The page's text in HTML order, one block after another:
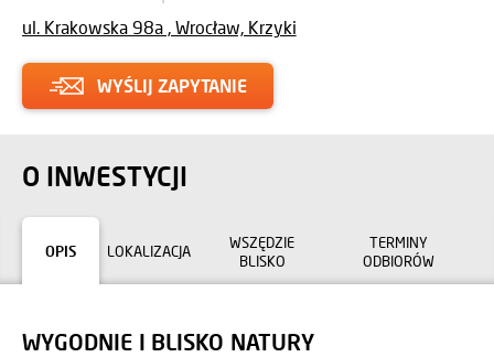
ul. Krakowska 98a , Wrocław, Krzyki
WYŚLIJ ZAPYTANIE
O INWESTYCJI
OPIS LOKALIZACJA
WSZĘDZIE
BLISKO
TERMINY
ODBIORÓW
WYGODNIE I BLISKO NATURY